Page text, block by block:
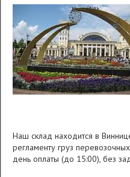
Наш склад находится в
регламенту груз
день оплаты (до 15:00), без